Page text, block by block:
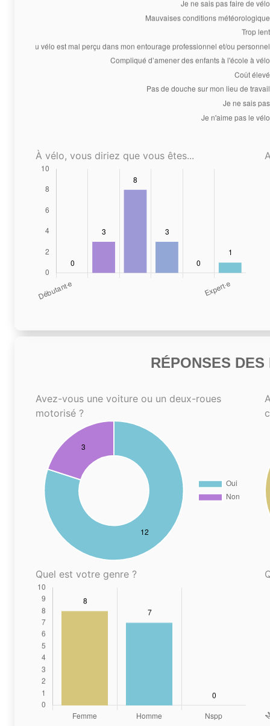
À vélo, vous diriez que vous êtes...
RÉPONSES
Avez-vous une voiture ou un deux-roues
motorisé ?
Quel est votre genre ?